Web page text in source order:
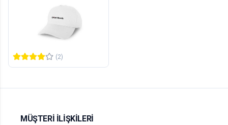
Şapka Baskı - Tamamı
(2)
MÜŞTERI İLIŞKILERI